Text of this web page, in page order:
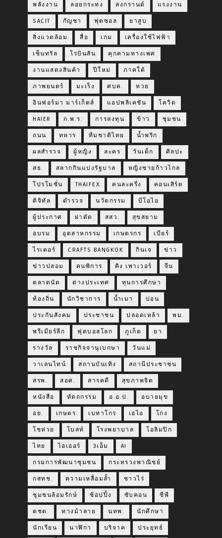
พลังงาน ลอยกระทง สงกรานต์ แรงงาน
SACIT กัญชา ฟุตซอล ยาสูบ
สิ่งแวดล้อม สื่อ เกม เครื่องใช้ไฟฟ้า
เซ็นทรัล โรบินสัน คุกคามทางเพศ
งานแสดงสินค้า ปีใหม่ ภาคใต้
ภาพยนตร์ มะเร็ง ศบค. หวย
อินฟอร์มา มาร์เก็ตส์ แอปพลิเคชัน โควิด
HAIER ก.พ.ร. การลงทุน ข้าว ชุมชน
ถนน ทหาร ทีมชาติไทย น้ำพริก
ผลสำรวจ ผู้หญิง ละคร วันเด็ก ศิลปะ
สธ. สลากกินแบ่งรัฐบาล หญิงชายก้าวไกล
โปรโมชั่น THAIFEX คนละครึ่ง คอนเสิร์ต
ดิจิทัล ตำรวจ นวัตกรรม บีโอไอ
ผู้ประกาศ ผ่าตัด สสว. สุขสยาม
อบรม อุตสาหกรรม เกษตรกร เบียร์
ไรเดอร์ CRAFTS BANGKOK กินเจ ข่าว
ข่าวปลอม คนพิการ คิง เพาเวอร์ จีน
ตลาดนัด ต่างประเทศ ทุนการศึกษา
ท้องถิ่น นักวิชาการ น้ำเมา บ่อน
ประกันสังคม ประชาชน ปลอดเหล้า พม.
พรีเมียร์ลีก ฟุตบอลโลก ภูเก็ต ยา
รางวัล ราชกิจจานุเบกษา วันแม่
วาเลนไทน์ สถานบันเทิง สถานีประชาชน
สรพ. สอศ. สารคดี สุขภาพจิต
หนังสือ หัตถกรรม อ.อ.ป. อบายมุข
อย. เกษตร เบทาโกร เอไอ โกง
โชห่วย โบลท์ โรงพยาบาล โอลิมปิก
ไทย ไฮเออร์ 3เอ็ม AI
กรมการพัฒนาชุมชน กระทรวงพาณิชย์
กสทช. ความเหลื่อมล้ำ ชาวไร่
ชุมชนล้อมรักษ์ ช้อปปิ้ง ซับคอน ซีพี
ตชด. ทางม้าลาย นทพ. นักศึกษา
นักเรียน นาฬิกา บริจาค ประยุทธ์